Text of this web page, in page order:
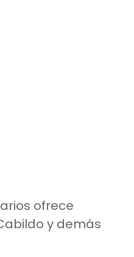
ofrece
y demás